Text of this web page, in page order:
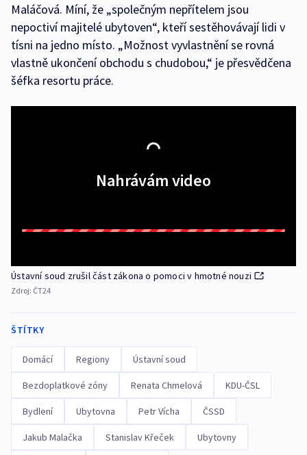
Maláčová. Míní, že „společným nepřítelem jsou
nepoctiví majitelé ubytoven“, kteří sestěhovávají lidi v
tísni na jedno místo. „Možnost vyvlastnění se rovná
vlastně ukončení obchodu s chudobou,“ je přesvědčena
šéfka resortu práce.
Nahrávám video
Ústavní soud zrušil část zákona o pomoci v hmotné nouzi
Zdroj: ČT24
ŠTÍTKY
Domácí Regiony Ústavní soud
Bezdoplatkové zóny Renata Chmelová KDU-ČSL
Bydlení Ubytovna Petr Vícha ČSSD
Jakub Malačka Stanislav Křeček Ubytovny